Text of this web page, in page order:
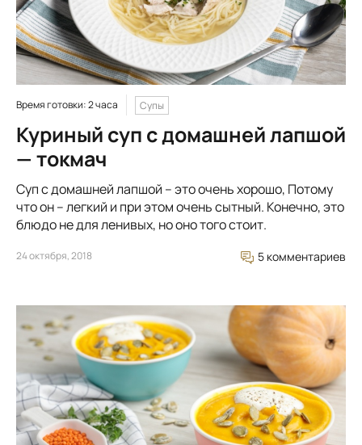
Время готовки: 2 часа Супы
Куриный суп с домашней лапшой
— токмач
Суп с домашней лапшой – это очень хорошо, Потому
что он – легкий и при этом очень сытный. Конечно, это
блюдо не для ленивых, но оно того стоит.
24 октября, 2018 5 комментариев